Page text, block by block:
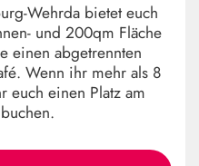
Wehrda bietet euch
und 200qm Fläche
einen abgetrennten
Wenn ihr mehr als 8
euch einen Platz am